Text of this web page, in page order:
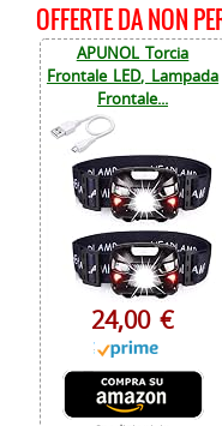
OFFERTE DA NON
APUNOL Torcia
Frontale LED, Lampada
Frontale...
24,00 €